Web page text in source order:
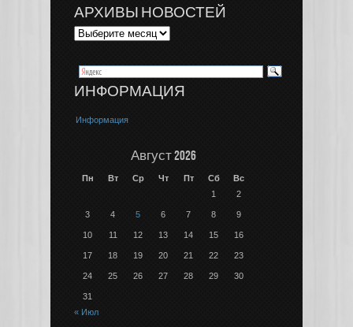
АРХИВЫ НОВОСТЕЙ
ИНФОРМАЦИЯ
Информация
Август 2026
Пн Вт Ср Чт Пт Сб
Вс
1
2
3 4 5 6 7 8 9
10 11 12 13 14 15 16
17 18 19 20 21 22 23
24 25 26 27 28 29 30
31
« Июл